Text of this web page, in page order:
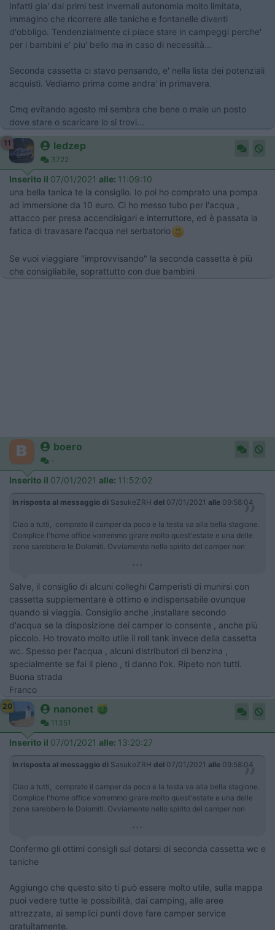
Infatti gia' dai primi test invernali autonomia molto limitata,
immagino che ricorrere alle taniche e fontanelle diventi
d'obbligo. Tendenzialmente ci piace stare in campeggi perche'
per i bambini e' piu' bello ma in caso di necessità...
Seconda cassetta ci stavo pensando, e' nella lista dei potenziali
acquisti. Vediamo prima come andra' in primavera.
Cmq evitando agosto mi sembra che bene o male un posto
dove stare o scaricare lo si trovi...
11 ledzep
3722
Inserito il 07/01/2021 alle: 11:09:10
una bella tanica te la consiglio. Io poi ho comprato una pompa
ad immersione da 10 euro. Ci ho messo tubo per l'acqua ,
attacco per presa accendisigari e interruttore, ed è passata la
fatica di travasare l'acqua nel serbatorio
Se vuoi viaggiare "improvvisando" la seconda cassetta è più
che consigliabile, soprattutto con due bambini
boero
-
Inserito il 07/01/2021 alle: 11:52:02
In risposta al messaggio di SasukeZRH del 07/01/2021 alle 09:58:04
Ciao a tutti, comprato il camper da poco e la testa va alla bella stagione.
Complice l'home office vorremmo girare molto quest'estate e una delle
zone sarebbero le Dolomiti. Ovviamente nello spirito del camper non
...
Salve, il consiglio di alcuni colleghi Camperisti di munirsi con
cassetta supplementare è ottimo e indispensabile ovunque
quando si viaggia. Consiglio anche ,installare secondo
d'acqua se la disposizione dei camper lo consente , anche più
piccolo. Ho trovato molto utile il roll tank invece della cassetta
wc. Spesso per l'acqua , alcuni distributori di benzina ,
specialmente se fai il pieno , ti danno l'ok. Ripeto non tutti.
Buona strada
Franco
20 nanonet
11351
Inserito il 07/01/2021 alle: 13:20:27
In risposta al messaggio di SasukeZRH del 07/01/2021 alle 09:58:04
Ciao a tutti, comprato il camper da poco e la testa va alla bella stagione.
Complice l'home office vorremmo girare molto quest'estate e una delle
zone sarebbero le Dolomiti. Ovviamente nello spirito del camper non
...
Confermo gli ottimi consigli sul dotarsi di seconda cassetta wc e
taniche
Aggiungo che questo sito ti può essere molto utile, sulla mappa
puoi vedere tutte le possibilità, dai camping, alle aree
attrezzate, ai semplici punti dove fare camper service
gratuitamente.